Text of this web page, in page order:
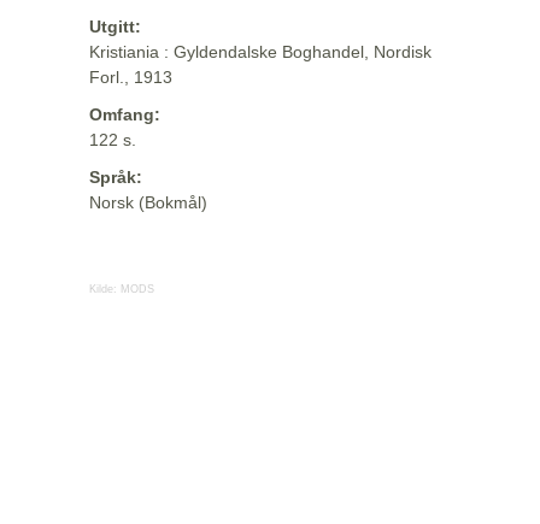
Utgitt:
Kristiania : Gyldendalske Boghandel, Nordisk
Forl., 1913
Omfang:
122 s.
Språk:
Norsk (Bokmål)
Kilde: MODS